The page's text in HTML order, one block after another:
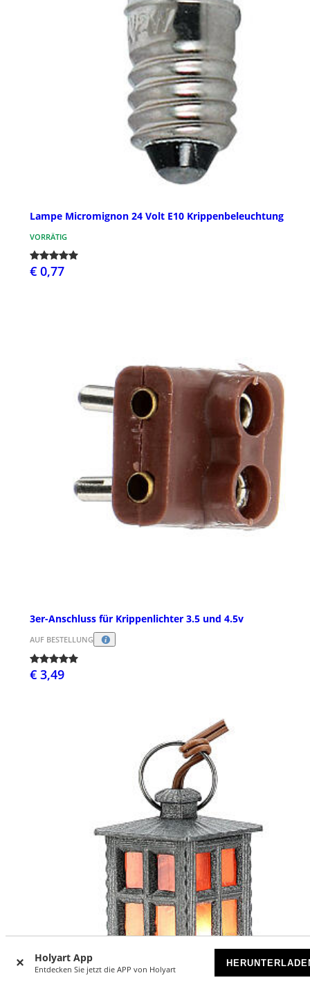
Holyart App
Entdecken Sie jetzt die APP von Holyart
Lampe Micromignon 24 Volt E10 Krippenbeleuchtung
VORRÄTIG
€ 0,77
3er-Anschluss für Krippenlichter 3.5 und 4.5v
AUF BESTELLUNG
€ 3,49